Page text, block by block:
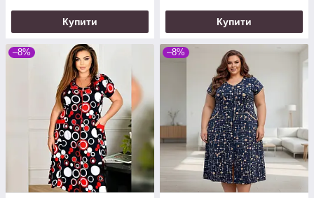
Купити Купити
–8% –8%